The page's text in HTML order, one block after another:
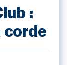
:
corde